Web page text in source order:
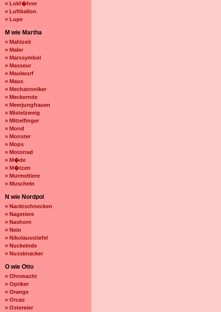
» Lokf�hrer
» Luftballon
» Lupe
M wie Martha
» Mahlzeit
» Maler
» Marssymbol
» Masseur
» Maulwurf
» Maus
» Mechatroniker
» Meckernde
» Meerjungfrauen
» Mistelzweig
» Mittelfinger
» Mond
» Monster
» Mops
» Motorrad
» M�de
» M�tzen
» Murmeltiere
» Muscheln
N wie Nordpol
» Nacktschnecken
» Nagetiere
» Nashorn
» Nein
» Nikolausstiefel
» Nuckelnde
» Nussknacker
O wie Otto
» Ohnmacht
» Optiker
» Orange
» Orcas
» Ostereier